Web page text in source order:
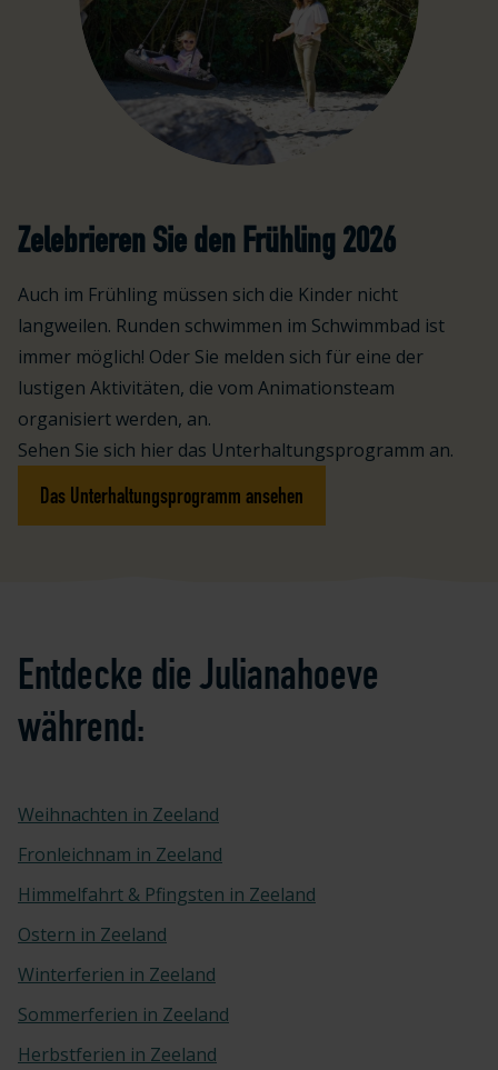
Zelebrieren Sie den Frühling 2026
Auch im Frühling müssen sich die Kinder nicht
langweilen. Runden schwimmen im Schwimmbad ist
immer möglich! Oder Sie melden sich für eine der
lustigen Aktivitäten, die vom Animationsteam
organisiert werden, an.
Sehen Sie sich hier das Unterhaltungsprogramm an.
Das Unterhaltungsprogramm ansehen
Entdecke die Julianahoeve
während:
Weihnachten in Zeeland
Fronleichnam in Zeeland
Himmelfahrt & Pfingsten in Zeeland
Ostern in Zeeland
Winterferien in Zeeland
Sommerferien in Zeeland
Herbstferien in Zeeland